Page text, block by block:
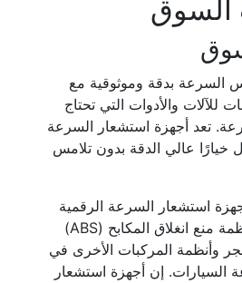
السوق
السرعة بدقة وموثوقية مع
للآلات والأدوات التي تحتاج
تعد أجهزة استشعار السرعة
خيارًا عالي الدقة بدون تلامس
استشعار السرعة الرقمية
ذات تأثير هول في أنظمة منع انغلاق المكابح (ABS)
وأنظمة المركبات الأخرى في
السيارات. إن أجهزة استشعار